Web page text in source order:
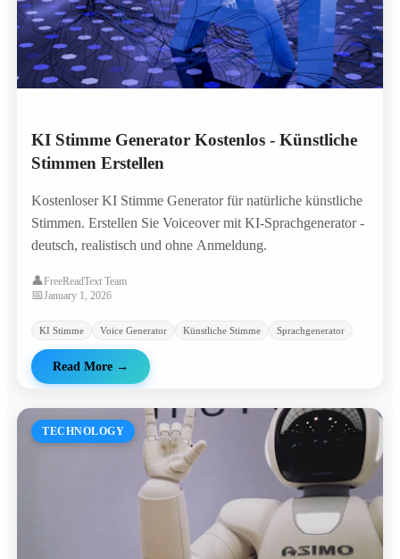
KI Stimme Generator Kostenlos - Künstliche
Stimmen Erstellen
Kostenloser KI Stimme Generator für natürliche künstliche
Stimmen. Erstellen Sie Voiceover mit KI-Sprachgenerator -
deutsch, realistisch und ohne Anmeldung.
👤FreeReadText Team
📅January 1, 2026
KI Stimme Voice Generator Künstliche Stimme Sprachgenerator
Read More →
TECHNOLOGY